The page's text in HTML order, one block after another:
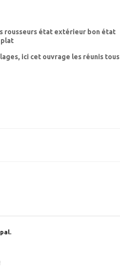
rousseurs état extérieur bon état
plat
ici cet ouvrage les réunis tous